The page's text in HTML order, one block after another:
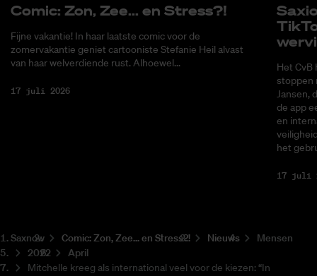
Co­mic: Zon, Zee... en Stress?!
Fijne vakantie! In haar laatste comic voor de
zomervakantie geniet cartooniste Stefanie Heil alvast
van haar welverdiende rust. Alhoewel...
17 juli 2026
Het CvB
stoppen
Jansen,
de app
en
het
17 juli
Saxnow Co­mic: Zon, Zee... en Stress?! Nieuws
Mensen
2022
April
Mitchelle kreeg als international veel voor de kiezen: “In